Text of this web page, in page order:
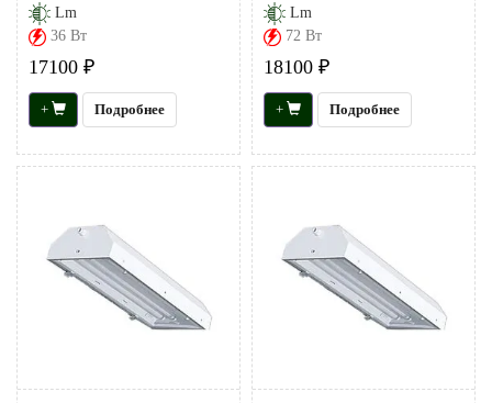
Lm
36 Вт
17100 ₽
+ Подробнее
Lm
72 Вт
18100 ₽
+ Подробнее